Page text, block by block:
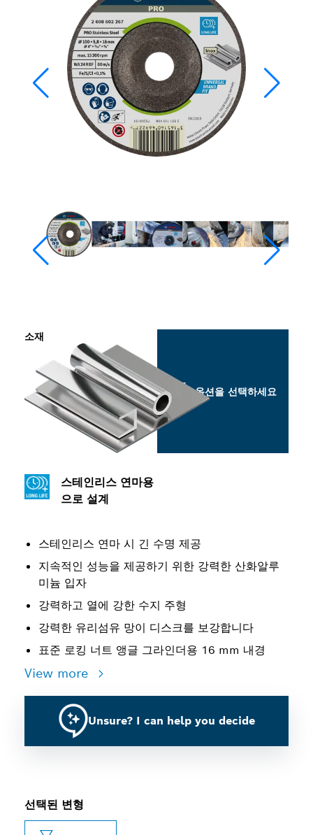
스테인리스 연마용
으로 설계
스테인리스 연마 시 긴 수명 제공
지속적인 성능을 제공하기 위한 강력한 산화알루
미늄 입자
강력하고 열에 강한 수지 주형
강력한 유리섬유 망이 디스크를 보강합니다
표준 로킹 너트 앵글 그라인더용 16 mm 내경
View more
Unsure? I can help you decide
소재
옵션을 선택하세요
선택된 변형